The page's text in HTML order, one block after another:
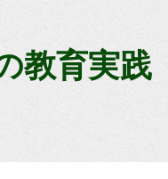
教育実践